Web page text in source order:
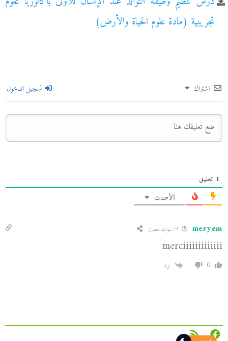
تجريبية (مادة علوم الحياة والأرض)
اشتراك تسجيل الدخول
1 تعليق
الأحدث
meryem
merciiiiiiiiiiiii
0 رد